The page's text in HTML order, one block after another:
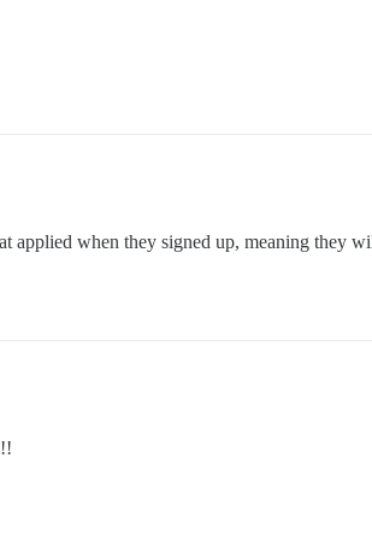
applied when they signed up, meaning they